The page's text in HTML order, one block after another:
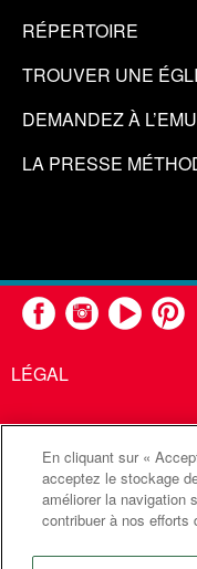
RÉPERTOIRE
TROUVER UNE
DEMANDEZ À L’EMU
LA PRESSE
LÉGAL
United Methodist
En cliquant sur «
acceptez le stockage
améliorer la navigation
contribuer à nos efforts